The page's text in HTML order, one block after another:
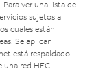
ver una lista de
sujetos a
cuales están
Se aplican
está respaldado
red HFC.